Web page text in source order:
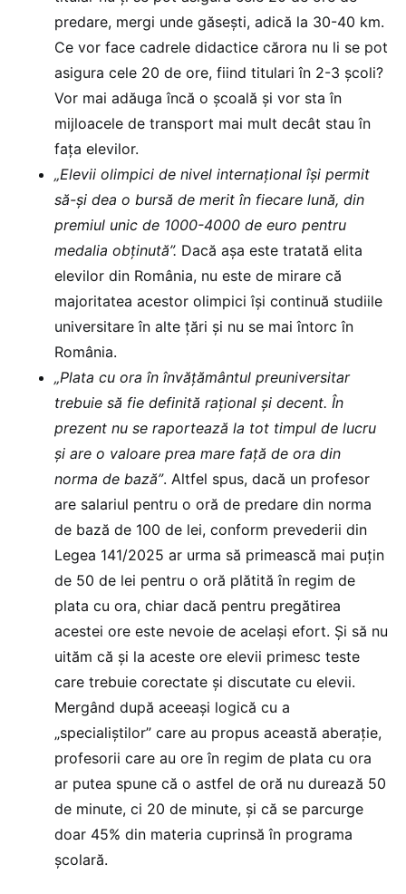
predare, mergi unde găsești, adică la 30-40 km.
Ce vor face cadrele didactice cărora nu li se pot
asigura cele 20 de ore, fiind titulari în 2-3 școli?
Vor mai adăuga încă o școală și vor sta în
mijloacele de transport mai mult decât stau în
fața elevilor.
„Elevii olimpici de nivel internațional își permit
să-și dea o bursă de merit în fiecare lună, din
premiul unic de 1000-4000 de euro pentru
medalia obținută”. Dacă așa este tratată elita
elevilor din România, nu este de mirare că
majoritatea acestor olimpici își continuă studiile
universitare în alte țări și nu se mai întorc în
România.
„Plata cu ora în învățământul preuniversitar
trebuie să fie definită rațional și decent. În
prezent nu se raportează la tot timpul de lucru
și are o valoare prea mare față de ora din
norma de bază”. Altfel spus, dacă un profesor
are salariul pentru o oră de predare din norma
de bază de 100 de lei, conform prevederii din
Legea 141/2025 ar urma să primească mai puțin
de 50 de lei pentru o oră plătită în regim de
plata cu ora, chiar dacă pentru pregătirea
acestei ore este nevoie de același efort. Și să nu
uităm că și la aceste ore elevii primesc teste
care trebuie corectate și discutate cu elevii.
Mergând după aceeași logică cu a
„specialiștilor” care au propus această aberație,
profesorii care au ore în regim de plata cu ora
ar putea spune că o astfel de oră nu durează 50
de minute, ci 20 de minute, și că se parcurge
doar 45% din materia cuprinsă în programa
școlară.